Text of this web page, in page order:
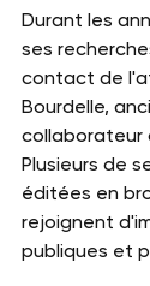
Durant les
ses
contact de
Bourdelle,
collaborateur
Plusieurs de
éditées en
rejoignent
publiques et